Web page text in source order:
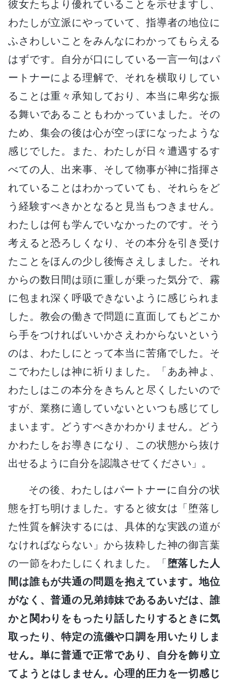
彼女たちより優れていることを示せますし、
わたしが立派にやっていて、指導者の地位に
ふさわしいことをみんなにわかってもらえる
はずです。自分が口にしている一言一句はパ
ートナーによる理解で、それを横取りしてい
ることは重々承知しており、本当に卑劣な振
る舞いであることもわかっていました。その
ため、集会の後は心が空っぽになったような
感じでした。また、わたしが日々遭遇するす
べての人、出来事、そして物事が神に指揮さ
れていることはわかっていても、それらをど
う経験すべきかとなると見当もつきません。
わたしは何も学んでいなかったのです。そう
考えると恐ろしくなり、その本分を引き受け
たことをほんの少し後悔さえしました。それ
からの数日間は頭に重しが乗った気分で、霧
に包まれ深く呼吸できないように感じられま
した。教会の働きで問題に直面してもどこか
ら手をつければいいかさえわからないという
のは、わたしにとって本当に苦痛でした。そ
こでわたしは神に祈りました。「ああ神よ、
わたしはこの本分をきちんと尽くしたいので
すが、業務に適していないといつも感じてし
まいます。どうすべきかわかりません。どう
かわたしをお導きになり、この状態から抜け
出せるように自分を認識させてください」。
その後、わたしはパートナーに自分の状
態を打ち明けました。すると彼女は「堕落し
た性質を解決するには、具体的な実践の道が
なければならない」から抜粋した神の御言葉
の一節をわたしにくれました。「堕落した人
間は誰もが共通の問題を抱えています。地位
がなく、普通の兄弟姉妹であるあいだは、誰
かと関わりをもったり話したりするときに気
取ったり、特定の流儀や口調を用いたりしま
せん。単に普通で正常であり、自分を飾り立
てようとはしません。心理的圧力を一切感じ